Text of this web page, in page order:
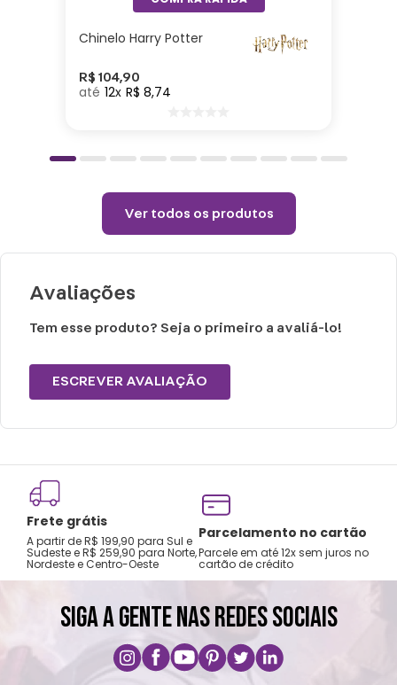
Altura: 40cm| Largura: 40cm| Comprimento:
10cm| Material: Poliéster| Enchimento: Fibra
Cuidados e recomendações de uso:
(sem vapor).
Permitido uso de centrifuga e máquina
Temperatura máxima de lavagem 40°.
Chinelo Harry Potter
R$ 104,90
12 R$ 8,74
Ver todos os produtos
Avaliações
Tem esse produto? Seja o primeiro a avaliá-lo!
ESCREVER AVALIAÇÃO
Frete grátis
A partir de R$ 199,90 para Sul e
Sudeste e R$ 259,90 para Norte,
Nordeste e Centro-Oeste
Parcelamento no cartão
Parcele em até 12x sem juros no
cartão de crédito
SIGA A GENTE NAS REDES SOCIAIS